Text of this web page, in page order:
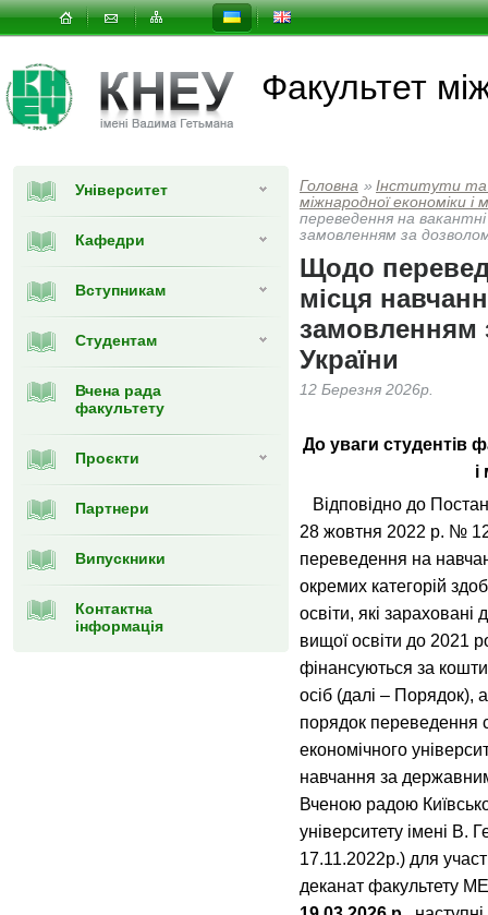
Факультет
Університет
Кафедри
Вступникам
Студентам
Вчена рада
факультету
Проєкти
Партнери
Випускники
Контактна
інформація
Головна » Інститути
мiжнародної економiки i
переведення на
замовленням за
Щодо
місця
України
12 Березня 2026р.
До уваги студентів
Відповідно до
28 жовтня 2022 р. №
переведення на
окремих категорій
освіти, які
вищої освіти до 2021
фінансуються за
осіб (далі –
порядок переведення
економічного
навчання за
Вченою радою
університету імені В.
17.11.2022р.) для
деканат факультету